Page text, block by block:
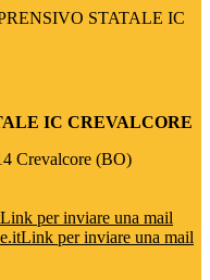
STATALE IC
IC CREVALCORE
Crevalcore (BO)
Link per inviare una mail
Link per inviare una mail